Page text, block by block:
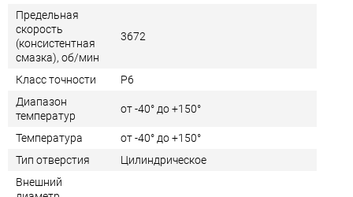
Предельная
скорость
(консистентная
смазка), об/мин
3672
Класс точности
P6
Диапазон
температур
от -40° до +150°
Температура
от -40° до +150°
Тип отверстия
Цилиндрическое
Внешний